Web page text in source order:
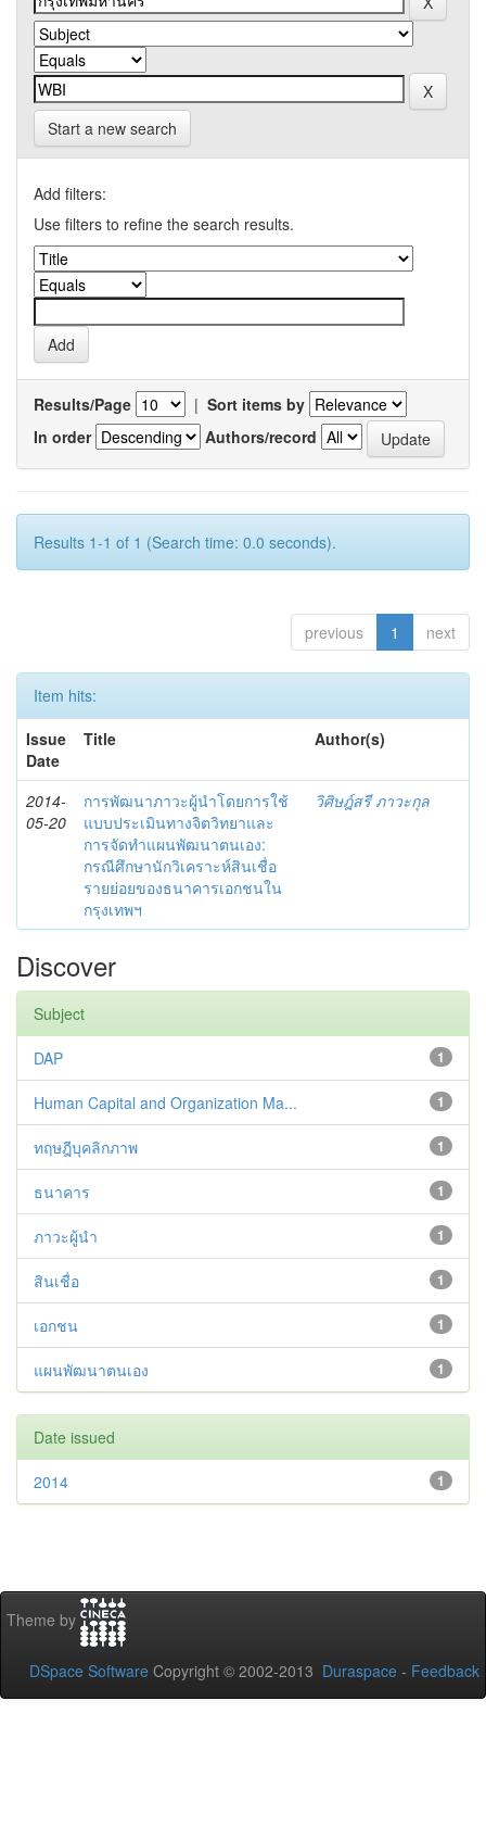
Start a new search
Add filters:
Use filters to refine the search results.
Results/Page | Sort items by
In order
Authors/record
Results 1-1 of 1 (Search time: 0.0 seconds).
previous 1 next
Item hits:
Issue
Date
Title Author(s)
2014-
05-20
การพัฒนาภาวะผู้นำโดยการใช้
แบบประเมินทางจิตวิทยาและ
การจัดทำแผนพัฒนาตนเอง:
กรณีศึกษานักวิเคราะห์สินเชื่อ
รายย่อยของธนาคารเอกชนใน
กรุงเทพฯ
วิศิษฎ์สรี ภาวะกุล
Discover
Subject
1
DAP
1
Human Capital and Organization Ma...
1
ทฤษฎีบุคลิกภาพ
1
ธนาคาร
1
ภาวะผู้นำ
1
สินเชื่อ
1
เอกชน
1
แผนพัฒนาตนเอง
Date issued
1
2014
Theme by
DSpace Software Copyright © 2002-2013 Duraspace - Feedback